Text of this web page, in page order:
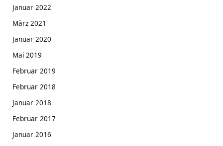
Januar 2022
März 2021
Januar 2020
Mai 2019
Februar 2019
Februar 2018
Januar 2018
Februar 2017
Januar 2016